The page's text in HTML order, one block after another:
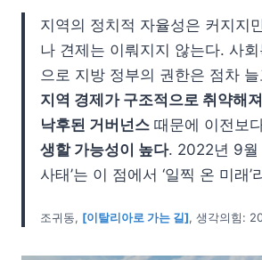
지역의 정치적 자율성은 커지지
나 견제는 이뤄지지 않는다. 사
으로 지방 정부의 권한은 점차
지역 경제가 구조적으로 취약해
낙후된 거버넌스 때문에 이전보
생할 가능성이 높다. 2022년 9월
사태’는 이 점에서 ‘일찍 온 미래’
조귀동, [이탈리아로 가는 길], 생각의힘: